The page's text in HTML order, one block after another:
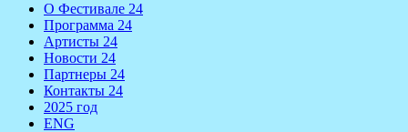
О Фестивале 24
Программа 24
Артисты 24
Новости 24
Партнеры 24
Контакты 24
2025 год
ENG